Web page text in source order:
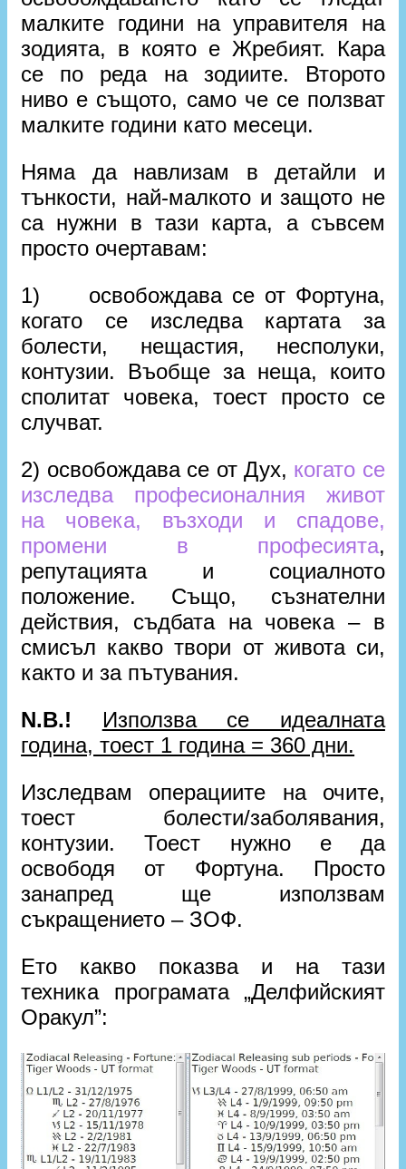
малките години на управителя на
зодията, в която е Жребият. Кара
се по реда на зодиите. Второто
ниво е същото, само че се ползват
малките години като месеци.
Няма да навлизам в детайли и
тънкости, най-малкото и защото не
са нужни в тази карта, а съвсем
просто очертавам:
1) освобождава се от Фортуна,
когато се изследва картата за
болести, нещастия, несполуки,
контузии. Въобще за неща, които
сполитат човека, тоест просто се
случват.
2) освобождава се от Дух, когато се
изследва професионалния живот
на човека, възходи и спадове,
промени в професията,
репутацията и социалното
положение. Също, съзнателни
действия, съдбата на човека – в
смисъл какво твори от живота си,
както и за пътувания.
N.B.! Използва се идеалната
година, тоест 1 година = 360 дни.
Изследвам операциите на очите,
тоест болести/заболявания,
контузии. Тоест нужно е да
освободя от Фортуна. Просто
занапред ще използвам
съкращението – ЗОФ.
Ето какво показва и на тази
техника програмата „Делфийският
Оракул”: